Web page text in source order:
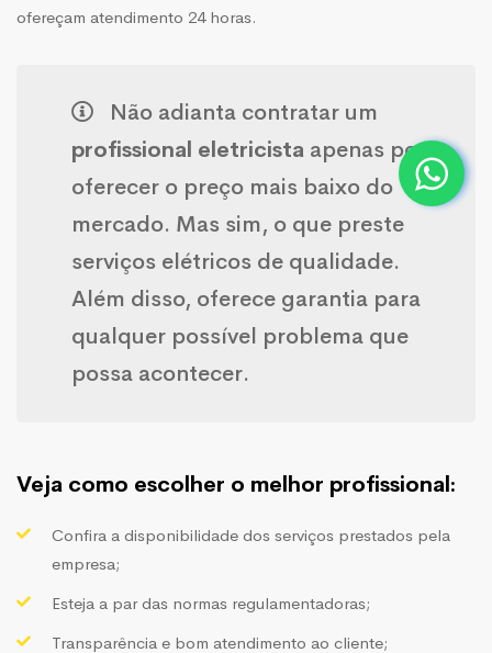
ofereçam atendimento 24 horas.
Não adianta contratar um
profissional eletricista apenas por
oferecer o preço mais baixo do
mercado. Mas sim, o que preste
serviços elétricos de qualidade.
Além disso, oferece garantia para
qualquer possível problema que
possa acontecer.
Veja como escolher o melhor profissional:
Confira a disponibilidade dos serviços prestados pela
empresa;
Esteja a par das normas regulamentadoras;
Transparência e bom atendimento ao cliente;